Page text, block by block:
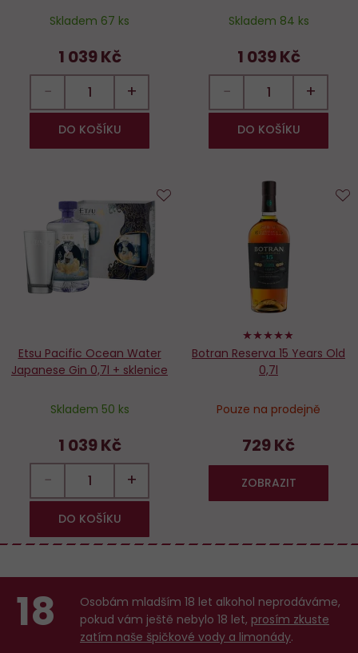
Skladem 67 ks
1 039 Kč
− +
DO KOŠÍKU
Skladem 84 ks
1 039 Kč
− +
DO KOŠÍKU
Etsu Pacific Ocean Water
Japanese Gin 0,7l + sklenice
Skladem 50 ks
1 039 Kč
− +
DO KOŠÍKU
96%
Botran Reserva 15 Years Old
0,7l
Pouze na prodejně
729 Kč
ZOBRAZIT
18
Osobám mladším 18 let alkohol neprodáváme,
pokud vám ještě nebylo 18 let, prosím zkuste
zatím naše špičkové vody a limonády.